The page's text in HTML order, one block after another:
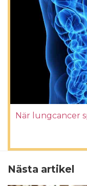
När lungcancer
Nästa artikel